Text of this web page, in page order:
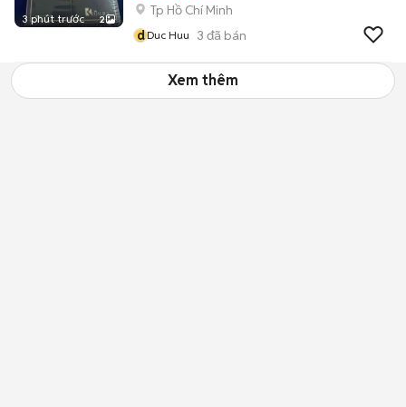
3 phút trước 2
Tp Hồ Chí Minh
dDuc Huu 3 đã bán
Xem thêm